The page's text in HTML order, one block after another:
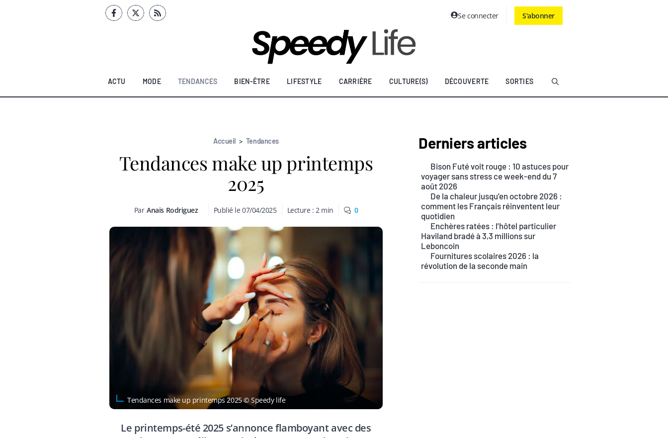
Se connecter S'abonner
ACTU MODE TENDANCES BIEN-ÊTRE LIFESTYLE CARRIÈRE CULTURE(S) DÉCOUVERTE SORTIES
Accueil > Tendances
Tendances make up printemps
2025
Par Anais Rodriguez Publié le07/04/2025 Lecture :2 min 0
Tendances make up printemps 2025 © Speedy life
Le printemps-été 2025 s’annonce flamboyant avec des
Derniers articles
Bison Futé voit rouge : 10 astuces pour
voyager sans stress ce week-end du 7
août 2026
De la chaleur jusqu’en octobre 2026 :
comment les Français réinventent leur
quotidien
Enchères ratées : l’hôtel particulier
Haviland bradé à 3,3 millions sur
Leboncoin
Fournitures scolaires 2026 : la
révolution de la seconde main